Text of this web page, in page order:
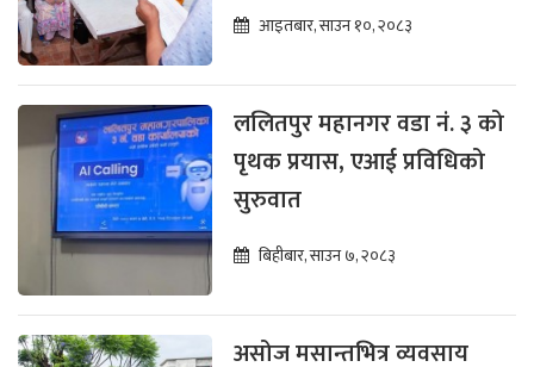
आइतबार, साउन १०, २०८३
ललितपुर महानगर वडा नं. ३ को
पृथक प्रयास, एआई प्रविधिको
सुरुवात
बिहीबार, साउन ७, २०८३
असोज मसान्तभित्र व्यवसाय